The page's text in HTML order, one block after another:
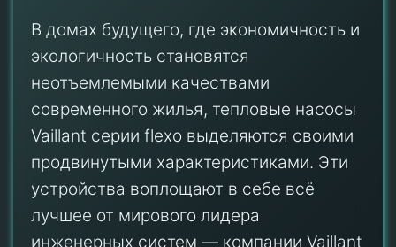
В домах будущего, где экономичность и
экологичность становятся
неотъемлемыми качествами
современного жилья, тепловые насосы
Vaillant серии flexo выделяются своими
продвинутыми характеристиками. Эти
устройства воплощают в себе всё
лучшее от мирового лидера
инженерных систем — компании Vaillant